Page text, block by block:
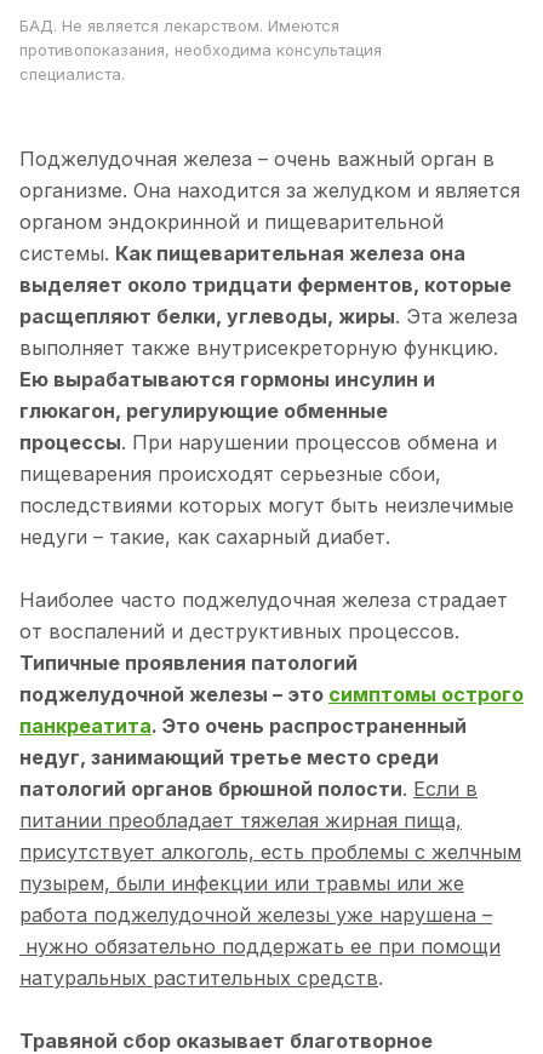
БАД. Не является лекарством. Имеются
противопоказания, необходима консультация
специалиста.
Поджелудочная железа – очень важный орган в
организме. Она находится за желудком и является
органом эндокринной и пищеварительной
системы. Как пищеварительная железа она
выделяет около тридцати ферментов, которые
расщепляют белки, углеводы, жиры. Эта железа
выполняет также внутрисекреторную функцию.
Ею вырабатываются гормоны инсулин и
глюкагон, регулирующие обменные
процессы. При нарушении процессов обмена и
пищеварения происходят серьезные сбои,
последствиями которых могут быть неизлечимые
недуги – такие, как сахарный диабет.
Наиболее часто поджелудочная железа страдает
от воспалений и деструктивных процессов.
Типичные проявления патологий
поджелудочной железы – это симптомы острого
панкреатита. Это очень распространенный
недуг, занимающий третье место среди
патологий органов брюшной полости. Если в
питании преобладает тяжелая жирная пища,
присутствует алкоголь, есть проблемы с желчным
пузырем, были инфекции или травмы или же
работа поджелудочной железы уже нарушена –
нужно обязательно поддержать ее при помощи
натуральных растительных средств.
Травяной сбор оказывает благотворное